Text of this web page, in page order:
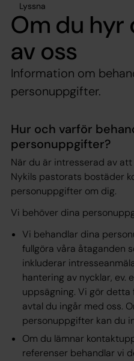
Lyssna
Om du hyr
av oss
Information om
personuppgifter.
Hur och varför
personuppgifter?
När du är intresserad av
Nykils pastorats bostäder
personuppgifter om dig.
Vi behöver dina
Vi behandlar dina
fullgöra våra åtaganden
inkluderar
hantering av nycklar, ev.
uppsägning. Vi gör
avtal du ingår med oss.
personuppgifter kan du
Om du lämnar
referenser behandlar vi